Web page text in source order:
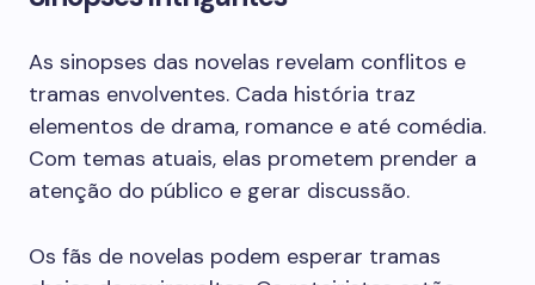
As sinopses das novelas revelam conflitos e
tramas envolventes. Cada história traz
elementos de drama, romance e até comédia.
Com temas atuais, elas prometem prender a
atenção do público e gerar discussão.
Os fãs de novelas podem esperar tramas